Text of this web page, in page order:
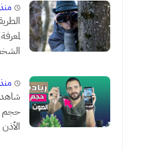
منذ 7 سنة
منذ 3 سنة
حجم